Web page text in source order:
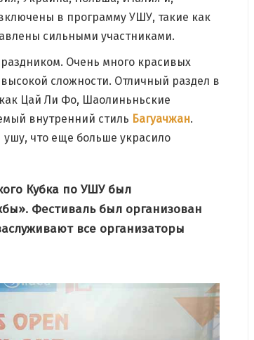
в программу УШУ, такие как
сильными участниками.
Очень много красивых
сложности. Отличный раздел в
Цай Ли Фо, Шаолиньньские
внутренний стиль Багуачжан.
ушу, что еще больше украсило
Кубка по УШУ был
Фестиваль был организован
все организаторы